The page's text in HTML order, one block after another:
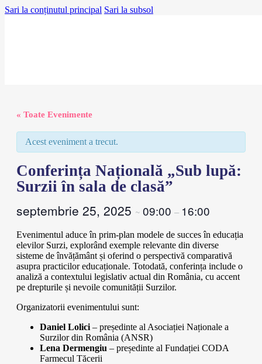
Sari la conținutul principal Sari la subsol
« Toate Evenimente
Acest eveniment a trecut.
Conferința Națională „Sub lupă:
Surzii în sala de clasă”
septembrie 25, 2025 ~ 09:00 – 16:00
Evenimentul aduce în prim-plan modele de succes în educația
elevilor Surzi, explorând exemple relevante din diverse
sisteme de învățământ și oferind o perspectivă comparativă
asupra practicilor educaționale. Totodată, conferința include o
analiză a contextului legislativ actual din România, cu accent
pe drepturile și nevoile comunității Surzilor.
Organizatorii evenimentului sunt:
Daniel Lolici – președinte al Asociației Naționale a
Surzilor din România (ANSR)
Lena Dermengiu – președinte al Fundației CODA
Farmecul Tăcerii